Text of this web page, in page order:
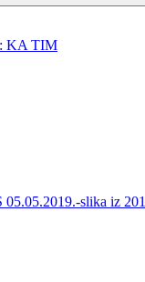
KA TIM
05.05.2019.-slika iz